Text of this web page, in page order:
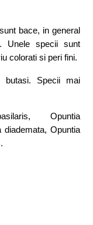
bace, in general
Unele specii sunt
colorati si peri fini.
butasi. Specii mai
Opuntia
Opuntia